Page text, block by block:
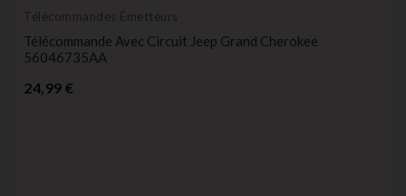
Télécommandes Émetteurs
Télécommande Avec Circuit Jeep Grand Cherokee
56046735AA
24,99 €